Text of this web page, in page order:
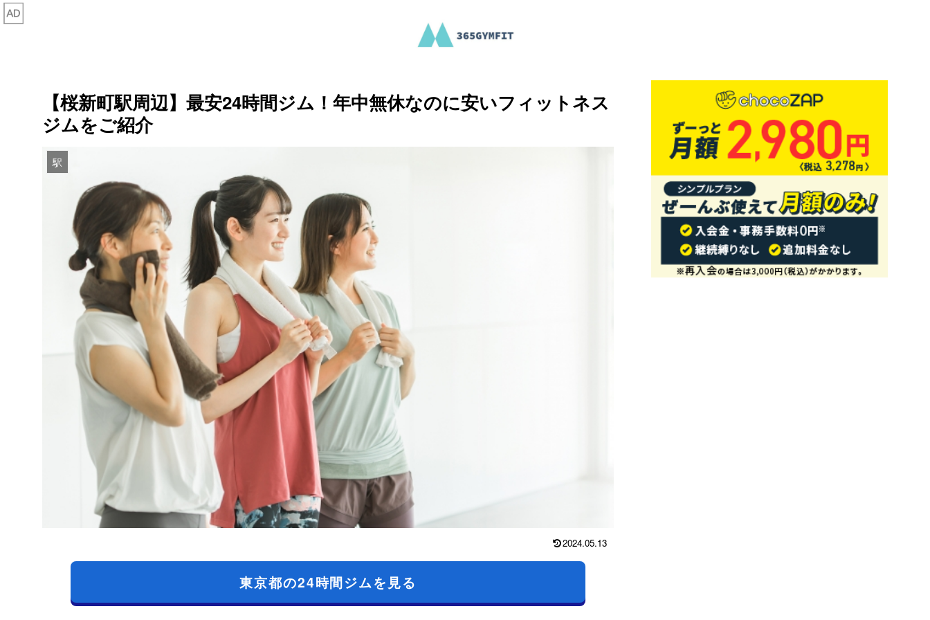
【桜新町駅周辺】最安24時間ジム！年中無休なのに安いフィットネス
ジムをご紹介
駅
2024.05.13
東京都の24時間ジムを見る